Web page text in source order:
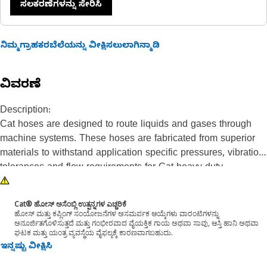
ಸಲಕರಣೆಗಳನ್ನು ಸೇರಿಸಿ
ನಿಮ್ಮಗ್ರಾಹಕರಬೆಲೆಯನ್ನು ವೀಕ್ಷಿಸಲುಲಾಗಿನ್ಮಾಡಿ
ವಿವರಣೆ
Description:
Cat hoses are designed to route liquids and gases through
machine systems. These hoses are fabricated from superior
materials to withstand application specific pressures, vibration
tolerances and flow requirements for Cat heavy-duty
equipment.
Attributes:
• 52.5° Elbow
• Material: Molded EPDM
• End 1 Hose Inside Diameter: 63 mm (2.48 in)
Cat® ಹೋಸ್ ಅಸೆಂಬ್ಲಿ ಉತ್ಪನ್ನಗಳ ಎಚ್ಚರಿಕೆ
ಹೋಸ್ ಮತ್ತು ಕಪ್ಲಿಂಗ್ ಸಂಯೋಜನೆಗಳ ಅಸಮರ್ಪಕ ಆಯ್ಕೆಗಳು ವಾರಂಟಿಗಳನ್ನು
ಅನೂರ್ಜಿತಗೊಳಿಸುತ್ತದೆ ಮತ್ತು ಗಂಭೀರವಾದ ವೈಯಕ್ತಿಕ ಗಾಯ ಅಥವಾ ಸಾವು, ಆಸ್ತಿ ಹಾನಿ ಅಥವಾ
ಘಟಕ ಮತ್ತು ಯಂತ್ರ ವ್ಯವಸ್ಥೆಯ ವೈಫಲ್ಯಕ್ಕೆ ಕಾರಣವಾಗಬಹುದು.
ಇನ್ನಷ್ಟು ವೀಕ್ಷಿಸಿ